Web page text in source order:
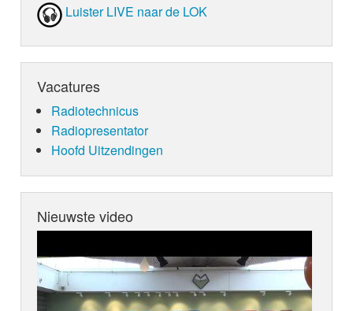
Luister LIVE naar de LOK
Vacatures
Radiotechnicus
Radiopresentator
Hoofd Uitzendingen
Nieuwste video